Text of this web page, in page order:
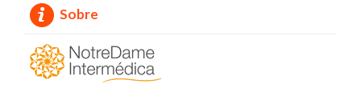
Sobre